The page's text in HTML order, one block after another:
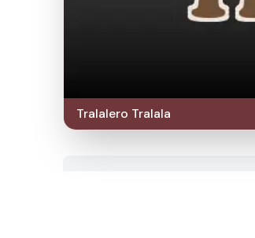
Tralalero Tralala